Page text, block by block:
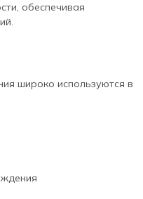
обеспечивая
широко используются в